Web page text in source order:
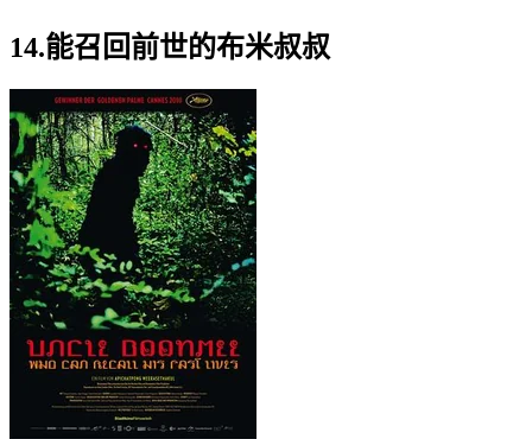
14.能召回前世的布米叔叔